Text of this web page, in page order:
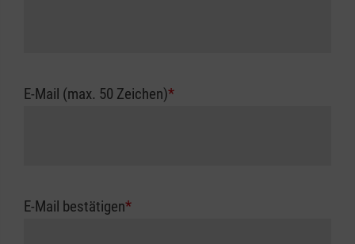
E-Mail (max. 50 Zeichen)*
E-Mail bestätigen*